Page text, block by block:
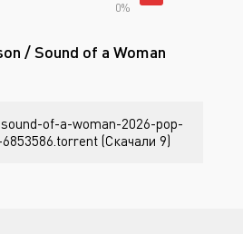
0%
/ Sound of a Woman
of-a-woman-2026-pop-
(Скачали 9)